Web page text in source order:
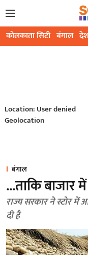
कोलकाता सिटी बंगाल
Location: User denied
Geolocation
बंगाल
...ताकि
राज्य सरकार ने स्टोर
दी है